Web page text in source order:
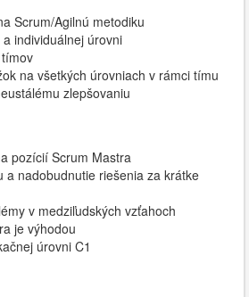
Scrum/Agilnú metodiku
individuálnej úrovni
na všetkých úrovniach v rámci tímu
zlepšovaniu
pozícií Scrum Mastra
a nadobudnutie riešenia za krátke
v medziľudských vzťahoch
je výhodou
úrovni C1